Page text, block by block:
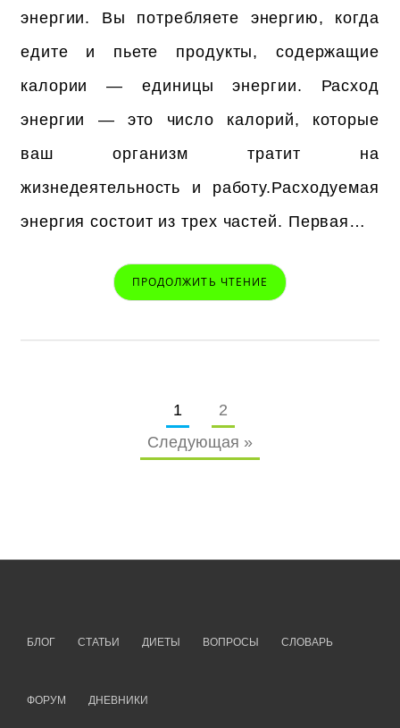
энергии. Вы потребляете энергию, когда
едите и пьете продукты, содержащие
калории — единицы энергии. Расход
энергии — это число калорий, которые
ваш организм тратит на
жизнедеятельность и работу.Расходуемая
энергия состоит из трех частей. Первая…
ПРОДОЛЖИТЬ ЧТЕНИЕ
1
2
Следующая »
БЛОГ СТАТЬИ ДИЕТЫ ВОПРОСЫ СЛОВАРЬ
ФОРУМ ДНЕВНИКИ